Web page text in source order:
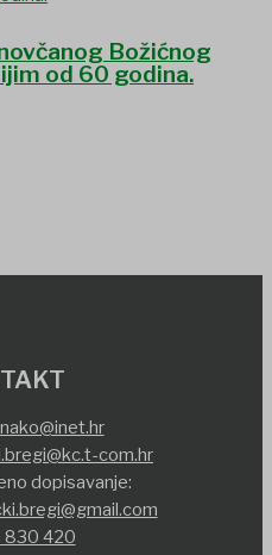
Božićnog
od 60 godina.
com.hr
dopisavanje:
830 420